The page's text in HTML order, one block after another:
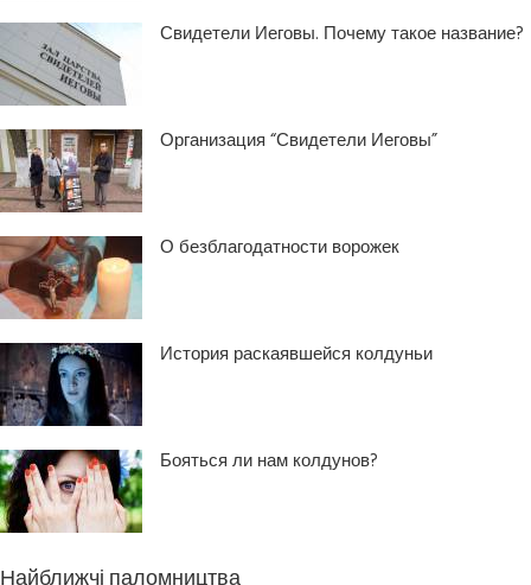
Свидетели Иеговы. Почему такое название?
Организация “Свидетели Иеговы”
О безблагодатности ворожек
История раскаявшейся колдуньи
Бояться ли нам колдунов?